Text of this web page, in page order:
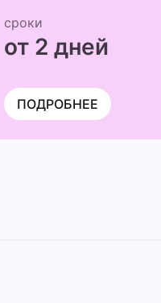
сроки
от 2 дней
ПОДРОБНЕЕ